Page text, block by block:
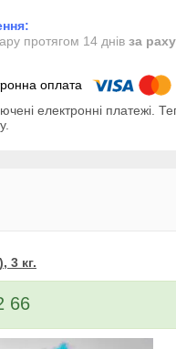
протягом 14 днів за
електронні платежі.
3 кг.
66